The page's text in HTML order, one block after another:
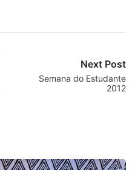
Next Post
Semana do Estudante
2012